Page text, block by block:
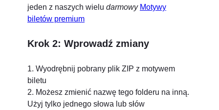
jeden z naszych wielu darmowy Motywy
biletów premium
Krok 2: Wprowadź zmiany
1. Wyodrębnij pobrany plik ZIP z motywem
biletu
2. Możesz zmienić nazwę tego folderu na inną.
Użyj tylko jednego słowa lub słów